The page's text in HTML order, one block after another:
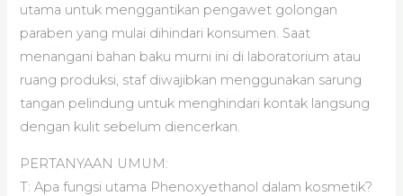
utama untuk menggantikan pengawet golongan
paraben yang mulai dihindari konsumen. Saat
menangani bahan baku murni ini di laboratorium atau
ruang produksi, staf diwajibkan menggunakan sarung
tangan pelindung untuk menghindari kontak langsung
dengan kulit sebelum diencerkan.
PERTANYAAN UMUM:
T: Apa fungsi utama Phenoxyethanol dalam kosmetik?